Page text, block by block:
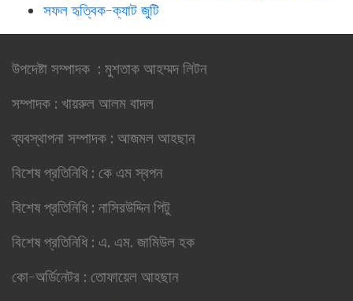
সফল হৃত্বিক-ক্যাট জুটি
উপদেষ্টা সম্পাদক : মুশতাক আহম্মদ লিটন
সম্পাদক : খায়রুল আলম বাদল
ব্যবস্থাপনা সম্পাদক : আজমল আহছান
বিশেষ প্রতিনিধি : কে এম স্বপন
বিশেষ প্রতিনিধি : নাসিরউদ্দিন পিটু
বিশেষ প্রতিনিধি : এ. এম. জামিউল হক
কো-অর্ডিনেটর : তোফায়েল আহছান